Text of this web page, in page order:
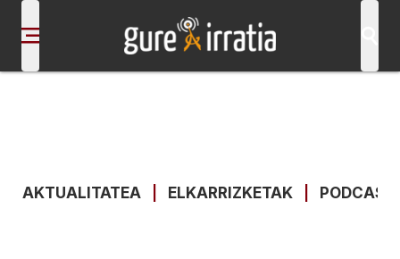
AKTUALITATEA ELKARRIZKETAK